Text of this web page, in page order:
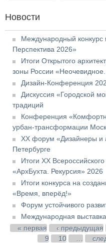
Новости
Международный
Перспектива 2026»
Итоги Открытого
зоны России «Неочевидное.
Дизайн-Конференция
Дискуссия «Городской
традиций
Конференция
урбан-трансформации
XX форум «Дизайнеры и
Петербурге
Итоги XX
«АрхБухта. Рекурсия» 2026
Итоги конкурса на
«Время, вперёд!»
Форум устойчивого
Международная
Страницы
« первая ‹ предыдущая
9
10 …